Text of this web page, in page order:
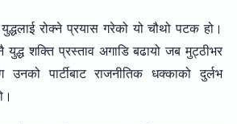
रोक्ने प्रयास गरेको यो चौथो पटक हो।
शक्ति प्रस्ताव अगाडि बढायो जब मुट्ठीभर
उनको पार्टीबाट राजनीतिक धक्काको दुर्लभ